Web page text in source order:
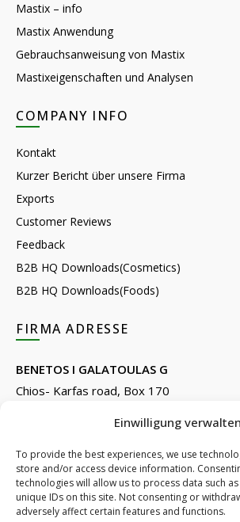
Einwilligung verwalten
To provide the best experiences, we use
store and/or access device information.
technologies will allow us to process data such
unique IDs on this site. Not consenting or
adversely affect certain features and functions.
Mastix – info
Mastix Anwendung
Gebrauchsanweisung von Mastix
Mastixeigenschaften und Analysen
COMPANY INFO
Kontakt
Kurzer Bericht über unsere Firma
Exports
Customer Reviews
Feedback
B2B HQ Downloads(Cosmetics)
B2B HQ Downloads(Foods)
FIRMA ADRESSE
BENETOS I GALATOULAS G
Chios- Karfas road, Box 170
Phone: +30 22710 22666
Email:info@e-anemos.gr
facebook.com/mastic.gr
instagram.com/anemosmastic
Subscribe to newsletters